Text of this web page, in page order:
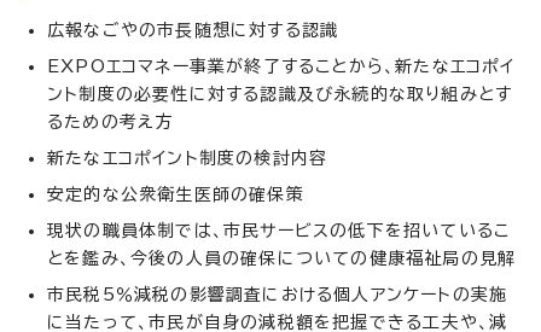
広報なごやの市長随想に対する認識
EXPOエコマネー事業が終了することから、新たなエコポイ
ント制度の必要性に対する認識及び永続的な取り組みとす
るための考え方
新たなエコポイント制度の検討内容
安定的な公衆衛生医師の確保策
現状の職員体制では、市民サービスの低下を招いているこ
とを鑑み、今後の人員の確保についての健康福祉局の見解
市民税5％減税の影響調査における個人アンケートの実施
に当たって、市民が自身の減税額を把握できる工夫や、減